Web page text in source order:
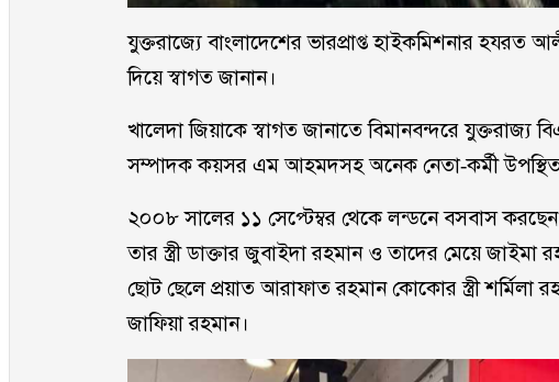
যুক্তরাজ‍্যে বাংলাদেশের ভারপ্রাপ্ত হাইকমিশনার হযরত
দিয়ে স্বাগত জানান।
খালেদা জিয়াকে স্বাগত জানাতে বিমানবন্দরে
সম্পাদক কয়সর এম আহমদসহ অনেক নেতা-কর্মী
২০০৮ সালের ১১ সেপ্টেম্বর থেকে লন্ডনে বসবাস
তার স্ত্রী ডাক্তার জুবাইদা রহমান ও তাদের মেয়ে
ছোট ছেলে প্রয়াত আরাফাত রহমান কোকোর স্ত্রী শর্মিলা
জাফিয়া রহমান।